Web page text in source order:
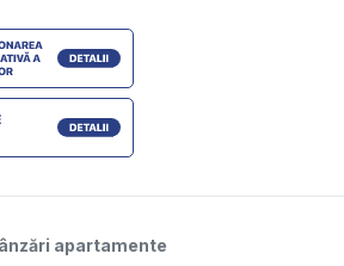
apartamente